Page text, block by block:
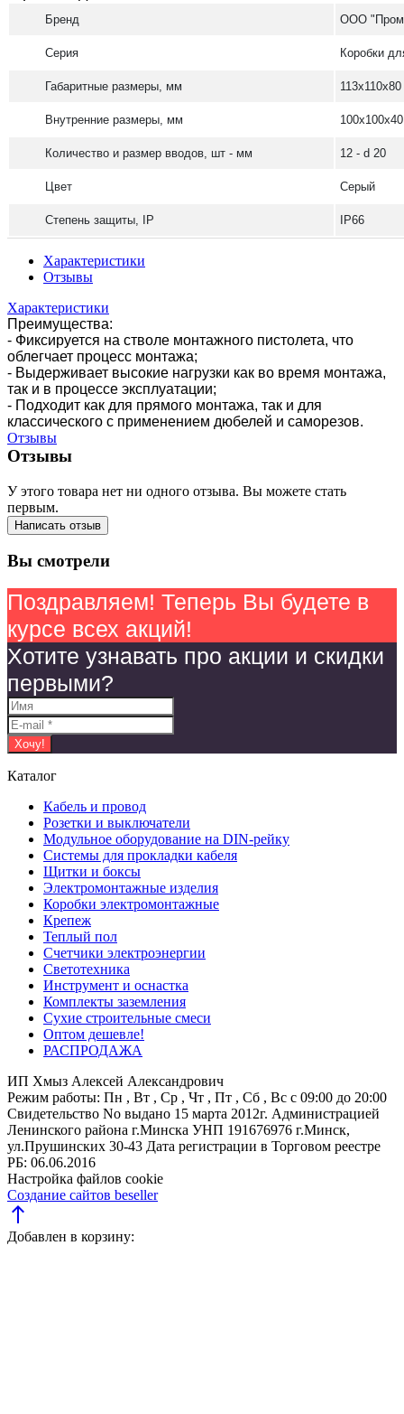
Бренд ООО
Серия Коробки
Габаритные размеры, мм 113х110х80
Внутренние размеры, мм 100х100х40
Количество и размер вводов, шт - мм 12 - d 20
Цвет Серый
Степень защиты, IP IP66
Характеристики
Отзывы
Характеристики
Преимущества:
- Фиксируется на стволе монтажного пистолета, что
облегчает процесс монтажа;
- Выдерживает высокие нагрузки как во время монтажа,
так и в процессе эксплуатации;
- Подходит как для прямого монтажа, так и для
классического с применением дюбелей и саморезов.
Отзывы
Отзывы
У этого товара нет ни одного отзыва. Вы можете стать
первым.
Написать отзыв
Вы смотрели
Поздравляем! Теперь Вы будете в
курсе всех акций!
Хотите узнавать про акции и скидки
первыми?
Каталог
Кабель и провод
Розетки и выключатели
Модульное оборудование на DIN-рейку
Системы для прокладки кабеля
Щитки и боксы
Электромонтажные изделия
Коробки электромонтажные
Крепеж
Теплый пол
Счетчики электроэнергии
Светотехника
Инструмент и оснастка
Комплекты заземления
Сухие строительные смеси
Оптом дешевле!
РАСПРОДАЖА
ИП Хмыз Алексей Александрович
Режим работы: Пн , Вт , Ср , Чт , Пт , Сб , Вс c 09:00 до 20:00
Свидетельство No выдано 15 марта 2012г. Администрацией
Ленинского района г.Минска УНП 191676976 г.Минск,
ул.Прушинских 30-43 Дата регистрации в Торговом реестре
РБ: 06.06.2016
Настройка файлов cookie
Создание сайтов beseller
north
Добавлен в корзину: